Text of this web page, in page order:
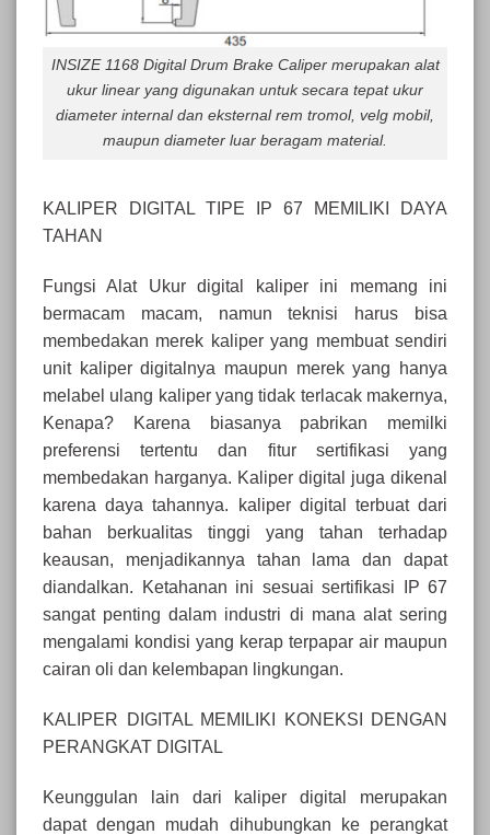
INSIZE 1168 Digital Drum Brake Caliper merupakan alat
ukur linear yang digunakan untuk secara tepat ukur
diameter internal dan eksternal rem tromol, velg mobil,
maupun diameter luar beragam material.
KALIPER DIGITAL TIPE IP 67 MEMILIKI DAYA
TAHAN
Fungsi Alat Ukur digital kaliper ini memang ini
bermacam macam, namun teknisi harus bisa
membedakan merek kaliper yang membuat sendiri
unit kaliper digitalnya maupun merek yang hanya
melabel ulang kaliper yang tidak terlacak makernya,
Kenapa? Karena biasanya pabrikan memilki
preferensi tertentu dan fitur sertifikasi yang
membedakan harganya. Kaliper digital juga dikenal
karena daya tahannya. kaliper digital terbuat dari
bahan berkualitas tinggi yang tahan terhadap
keausan, menjadikannya tahan lama dan dapat
diandalkan. Ketahanan ini sesuai sertifikasi IP 67
sangat penting dalam industri di mana alat sering
mengalami kondisi yang kerap terpapar air maupun
cairan oli dan kelembapan lingkungan.
KALIPER DIGITAL MEMILIKI KONEKSI DENGAN
PERANGKAT DIGITAL
Keunggulan lain dari kaliper digital merupakan
dapat dengan mudah dihubungkan ke perangkat